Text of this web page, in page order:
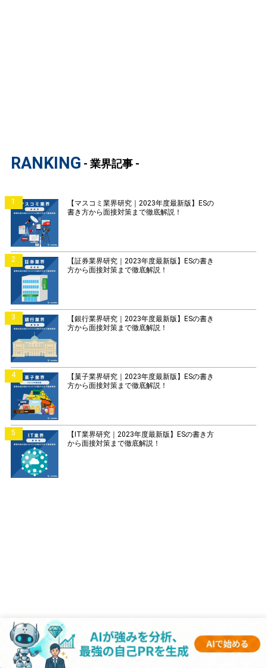
RANKING - 業界記事 -
1
【マスコミ業界研究｜2023年度最新版】ESの
書き方から面接対策まで徹底解説！
2
【証券業界研究｜2023年度最新版】ESの書き
方から面接対策まで徹底解説！
3
【銀行業界研究｜2023年度最新版】ESの書き
方から面接対策まで徹底解説！
4
【菓子業界研究｜2023年度最新版】ESの書き
方から面接対策まで徹底解説！
5
【IT業界研究｜2023年度最新版】ESの書き方
から面接対策まで徹底解説！